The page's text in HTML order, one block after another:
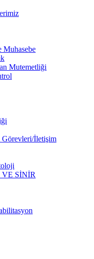
Muhasebe
Mutemetliği
Görevleri/İletişim
SİNİR